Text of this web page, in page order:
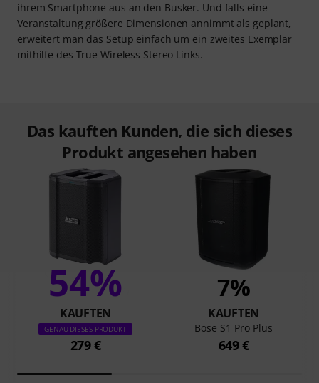
ihrem Smartphone aus an den Busker. Und falls eine
Veranstaltung größere Dimensionen annimmt als geplant,
erweitert man das Setup einfach um ein zweites Exemplar
mithilfe des True Wireless Stereo Links.
Das kauften Kunden, die sich dieses
Produkt angesehen haben
54%
KAUFTEN
GENAU DIESES PRODUKT
279 €
7%
KAUFTEN
Bose S1 Pro Plus
649 €